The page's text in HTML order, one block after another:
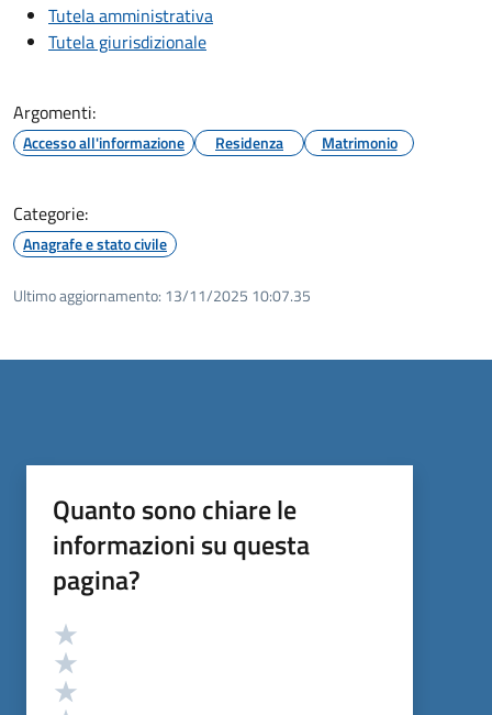
Tutela amministrativa
Tutela giurisdizionale
Argomenti:
Accesso all'informazione Residenza Matrimonio
Categorie:
Anagrafe e stato civile
Ultimo aggiornamento: 13/11/2025 10:07.35
Quanto sono chiare le
informazioni su questa
pagina?
Valutazione